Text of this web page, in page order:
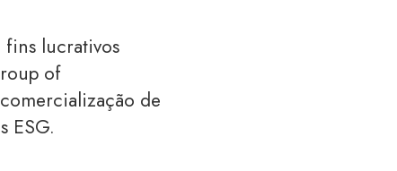
lucrativos
of
de
ESG.